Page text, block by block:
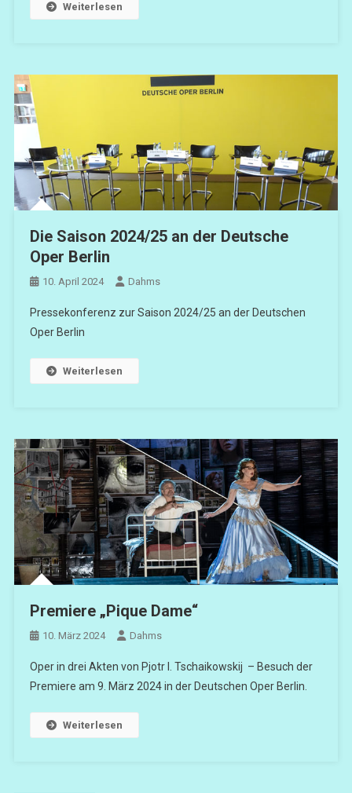
Weiterlesen
Die Saison 2024/25 an der Deutsche
Oper Berlin
10. April 2024 Dahms
Pressekonferenz zur Saison 2024/25 an der Deutschen
Oper Berlin
Weiterlesen
Premiere „Pique Dame“
10. März 2024 Dahms
Oper in drei Akten von Pjotr I. Tschaikowskij – Besuch der
Premiere am 9. März 2024 in der Deutschen Oper Berlin.
Weiterlesen